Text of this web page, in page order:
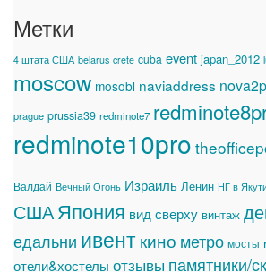
Метки
4 штата США belarus crete cuba event japan_2012
moscow mosobl naviaddress
prague prussia39 redminote7
redminote10pro
Валдай Вечный Огонь Израиль Ленин НГ в
СШАЯпония вид сверху винтаж
едальни ивенткино метро мосты
отели&хостелы отзывы памятники/